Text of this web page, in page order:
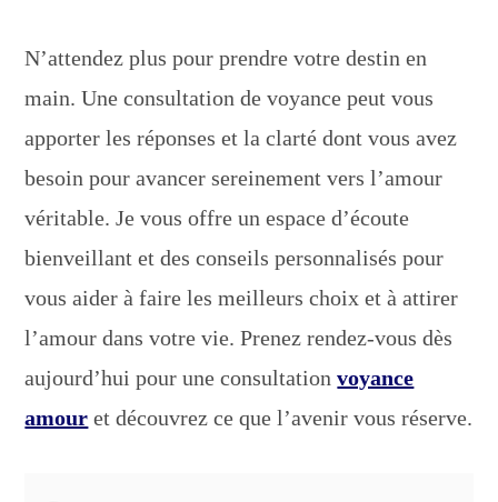
N’attendez plus pour prendre votre destin en
main. Une consultation de voyance peut vous
apporter les réponses et la clarté dont vous avez
besoin pour avancer sereinement vers l’amour
véritable. Je vous offre un espace d’écoute
bienveillant et des conseils personnalisés pour
vous aider à faire les meilleurs choix et à attirer
l’amour dans votre vie. Prenez rendez-vous dès
aujourd’hui pour une consultationvoyance
amour et découvrez ce que l’avenir vous réserve.